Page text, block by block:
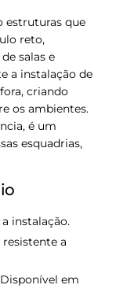
estruturas que
reto,
salas e
a instalação de
criando
os ambientes.
é um
esquadrias,
instalação.
a
Disponível em